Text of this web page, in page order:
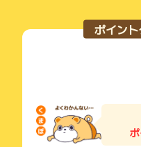
サービス・お買い物利用時
法がある場合、必ずサイト
了などのメールは、ポイン
獲得待ち・獲得失敗の状態
そのため、ポイントタウン
広告主様に直接行わないよ
ポイン